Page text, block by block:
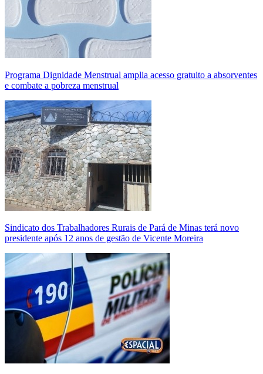
Programa Dignidade Menstrual amplia acesso gratuito a absorventes
e combate a pobreza menstrual
Sindicato dos Trabalhadores Rurais de Pará de Minas terá novo
presidente após 12 anos de gestão de Vicente Moreira